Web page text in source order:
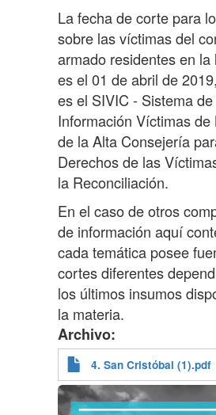
La fecha de corte para
sobre las víctimas del
armado residentes en la
es el 01 de abril de
es el SIVIC - Sistema de
Información Víctimas de
de la Alta Consejería
Derechos de las
la Reconciliación.
En el caso de otros
de información aquí
cada temática posee
cortes diferentes
los últimos insumos
la materia.
Archivo
4. San Cristóbal (1).pdf